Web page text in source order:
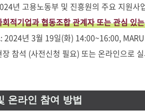
년 고용노동부 및 진흥원의 주요 지원사
회적기업과 협동조합 관계자 또는 관심 있
: 2024년 3월 19일(화) 14:00~16:00,
장 참석 (사전신청 필요) 또는 온라인으로
온라인 참여 방법